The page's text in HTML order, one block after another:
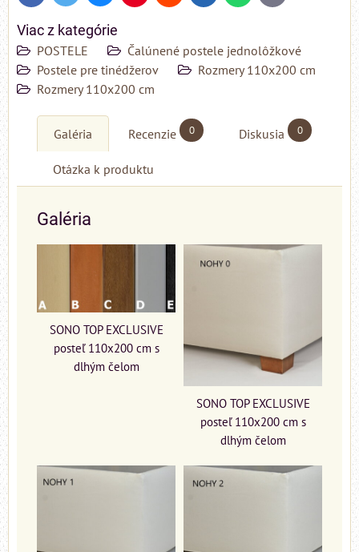
mail
Viac z kategórie
POSTELE
Čalúnené postele jednolôžkové
Postele pre tinédžerov
Rozmery 110x200 cm
Rozmery 110x200 cm
Galéria Recenzie 0 Diskusia 0
Otázka k produktu
Galéria
SONO TOP EXCLUSIVE
posteľ 110x200 cm s
dlhým čelom
SONO TOP EXCLUSIVE
posteľ 110x200 cm s
dlhým čelom